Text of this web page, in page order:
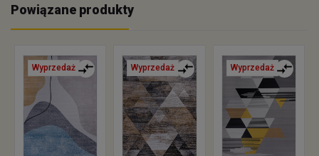
Powiązane produkty
Wyprzedaż Wyprzedaż Wyprzedaż